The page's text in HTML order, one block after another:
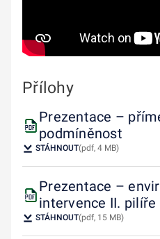
Přílohy
Prezentace –
podmíněnost
STÁHNOUT(pdf, 4 MB)
Prezentace –
intervence II. pilíře
STÁHNOUT(pdf, 15 MB)